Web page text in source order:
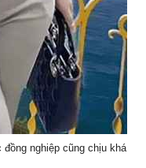
nghiệp cũng chịu khá